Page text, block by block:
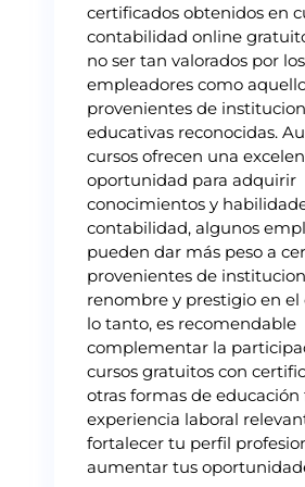
certificados obtenidos en
contabilidad online
no ser tan valorados por los
empleadores como
provenientes de
educativas reconocidas.
cursos ofrecen una
oportunidad para adquirir
conocimientos y
contabilidad, algunos
pueden dar más peso a
provenientes de
renombre y prestigio en el
lo tanto, es recomendable
complementar la
cursos gratuitos con
otras formas de
experiencia laboral
fortalecer tu perfil
aumentar tus